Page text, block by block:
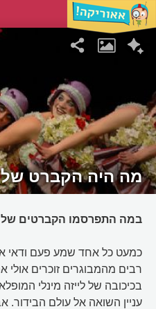
מה היה הקברט של
במה התפרסמו הקברטים של
רבים מהמבוגרים זוכרים
בכיכובה של לייזה מינלי
עניין השואה אל עולם הבידור.